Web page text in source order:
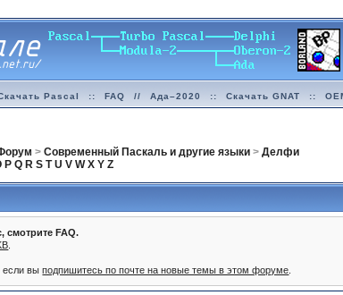
Pascal :: FAQ // Ада–2020 :: Скачать GNAT ::
>Современный Паскаль и другие языки >Делфи
P Q R S T U V W X Y Z
смотрите FAQ.
если выподпишитесь по почте на новые темы в этом форуме